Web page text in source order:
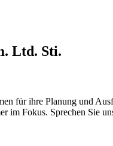
Ltd. Sti.
für ihre Planung und
im Fokus. Sprechen Sie